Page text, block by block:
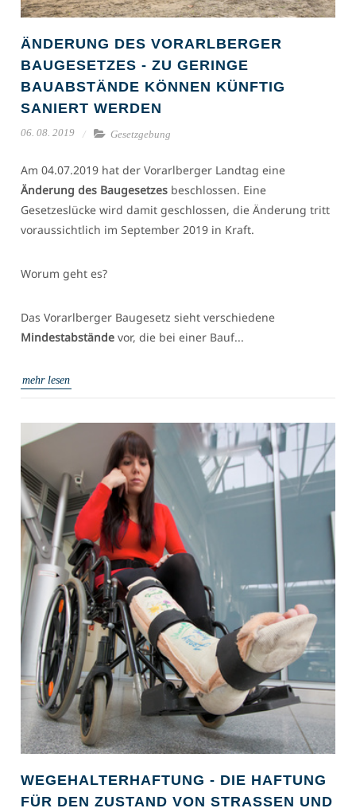
ÄNDERUNG DES VORARLBERGER
BAUGESETZES - ZU GERINGE
BAUABSTÄNDE KÖNNEN KÜNFTIG
SANIERT WERDEN
06. 08. 2019 Gesetzgebung
Am 04.07.2019 hat der Vorarlberger Landtag eine
Änderung des Baugesetzes beschlossen. Eine
Gesetzeslücke wird damit geschlossen, die Änderung tritt
voraussichtlich im September 2019 in Kraft.
Worum geht es?
Das Vorarlberger Baugesetz sieht verschiedene
Mindestabstände vor, die bei einer Bauf...
mehr lesen
WEGEHALTERHAFTUNG - DIE HAFTUNG
FÜR DEN ZUSTAND VON STRASSEN UND W